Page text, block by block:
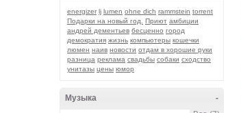
energizer lj lumen ohne dich rammstein torrent
Подарки на новый год.
Приют амбиции
андрей дементьев бесценно город
демократия жизнь компьютеры кошечки
люмен наив новости отдам в хорошие руки
разница реклама свадьбы собаки сходство
унитазы цены юмор
-
Музыка